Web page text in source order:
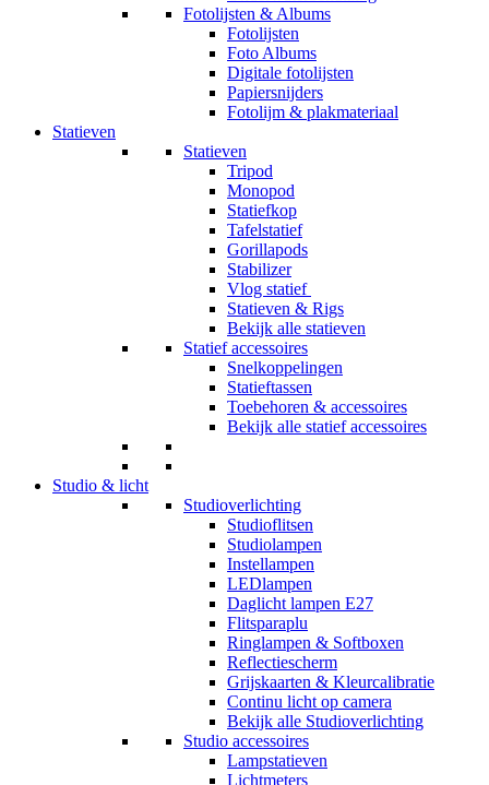
Fotolijsten & Albums
Fotolijsten
Foto Albums
Digitale fotolijsten
Papiersnijders
Fotolijm & plakmateriaal
Statieven
Statieven
Tripod
Monopod
Statiefkop
Tafelstatief
Gorillapods
Stabilizer
Vlog statief
Statieven & Rigs
Bekijk alle statieven
Statief accessoires
Snelkoppelingen
Statieftassen
Toebehoren & accessoires
Bekijk alle statief accessoires
Studio & licht
Studioverlichting
Studioflitsen
Studiolampen
Instellampen
LEDlampen
Daglicht lampen E27
Flitsparaplu
Ringlampen & Softboxen
Reflectiescherm
Grijskaarten & Kleurcalibratie
Continu licht op camera
Bekijk alle Studioverlichting
Studio accessoires
Lampstatieven
Lichtmeters